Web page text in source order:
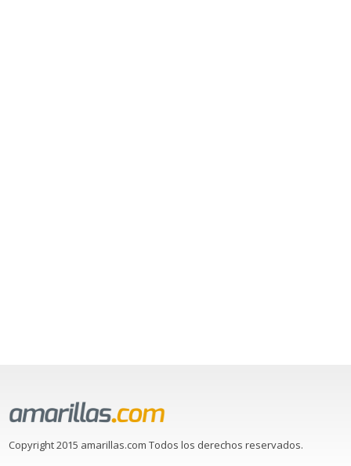
Copyright 2015 amarillas.com Todos los derechos reservados.